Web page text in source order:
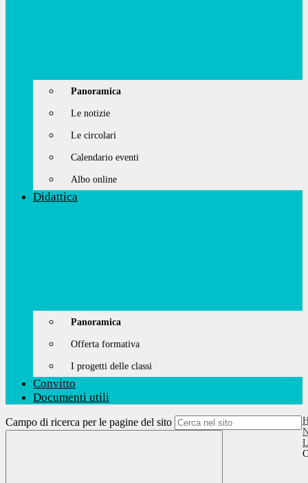
Panoramica
Le notizie
Le circolari
Calendario eventi
Albo online
Didattica
Panoramica
Offerta formativa
I progetti delle classi
Convitto
Documenti utili
Campo di ricerca per le pagine del sito